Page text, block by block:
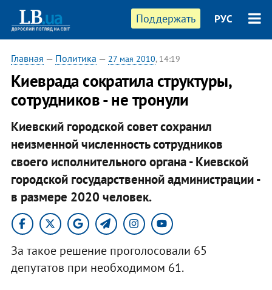
Поддержать РУС
Главная — Политика — 27 мая 2010, 14:19
Киеврада сократила структуры,
сотрудников - не тронули
Киевский городской совет сохранил
неизменной численность сотрудников
своего исполнительного органа - Киевской
городской государственной администрации -
в размере 2020 человек.
За такое решение проголосовали 65
депутатов при необходимом 61.